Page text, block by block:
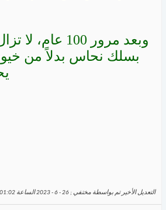
وبعد مرور
بسلك نحاس بدلاً من
التعديل الأخير تم بواسطة مختفي ; 26 - 6 - 2023 الساعة 01:02 AM